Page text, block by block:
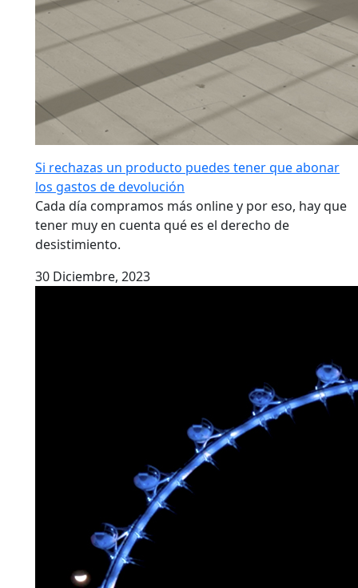
Si rechazas un producto puedes tener que abonar
los gastos de devolución
Cada día compramos más online y por eso, hay que
tener muy en cuenta qué es el derecho de
desistimiento.
30 Diciembre, 2023